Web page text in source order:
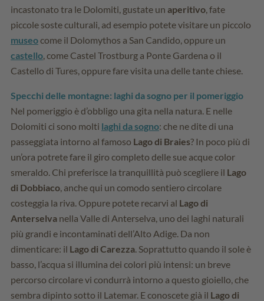
incastonato tra le Dolomiti, gustate un aperitivo , fate
piccole soste culturali, ad esempio potete visitare un piccolo
museocome il Dolomythos a San Candido, oppure un
castello , come Castel Trostburg a Ponte Gardena o il
Castello di Tures, oppure fare visita una delle tante chiese.
Specchi delle montagne: laghi da sogno per il pomeriggio
Nel pomeriggio è d’obbligo una gita nella natura. E nelle
Dolomiti ci sono molti laghi da sogno: che ne dite di una
passeggiata intorno al famoso Lago di Braies? In poco più di
un’ora potrete fare il giro completo delle sue acque color
smeraldo. Chi preferisce la tranquillità può scegliere il Lago
di Dobbiaco , anche qui un comodo sentiero circolare
costeggia la riva. Oppure potete recarvi al Lago di
Anterselva nella Valle di Anterselva, uno dei laghi naturali
più grandi e incontaminati dell’Alto Adige. Da non
dimenticare: il Lago di Carezza . Soprattutto quando il sole è
basso, l’acqua si illumina dei colori più intensi: un breve
percorso circolare vi condurrà intorno a questo gioiello, che
sembra dipinto sotto il Latemar. E conoscete già il Lago di